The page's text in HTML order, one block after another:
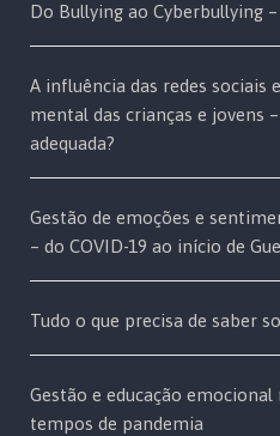
Do Bullying ao Cyberbullying
A influência das redes sociais
mental das crianças e jovens
adequada?
Gestão de emoções e
– do COVID-19 ao início de
Tudo o que precisa de saber
Gestão e educação
tempos de pandemia